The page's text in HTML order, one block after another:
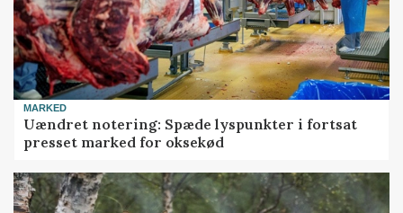
MARKED
Uændret notering: Spæde lyspunkter i fortsat
presset marked for oksekød